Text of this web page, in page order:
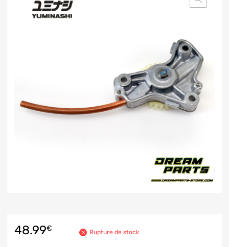
48.99€ Rupture de stock